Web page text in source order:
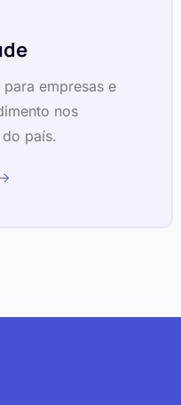
empresas e
nos
país.